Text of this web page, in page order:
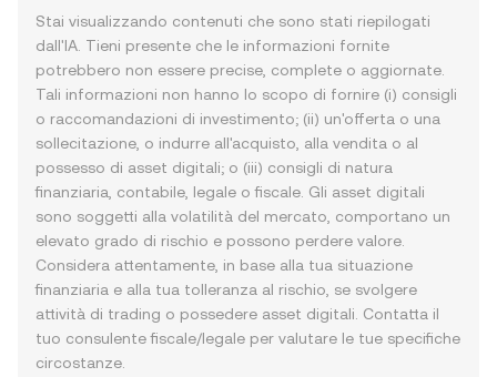
Stai visualizzando contenuti che sono stati riepilogati
dall'IA. Tieni presente che le informazioni fornite
potrebbero non essere precise, complete o aggiornate.
Tali informazioni non hanno lo scopo di fornire (i) consigli
o raccomandazioni di investimento; (ii) un'offerta o una
sollecitazione, o indurre all'acquisto, alla vendita o al
possesso di asset digitali; o (iii) consigli di natura
finanziaria, contabile, legale o fiscale. Gli asset digitali
sono soggetti alla volatilità del mercato, comportano un
elevato grado di rischio e possono perdere valore.
Considera attentamente, in base alla tua situazione
finanziaria e alla tua tolleranza al rischio, se svolgere
attività di trading o possedere asset digitali. Contatta il
tuo consulente fiscale/legale per valutare le tue specifiche
circostanze.